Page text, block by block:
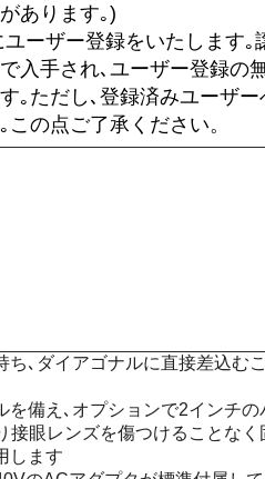
あります｡)
ユーザー登録をいたします｡
入手され､ユーザー登録の
｡ただし､登録済みユーザ
の点ご了承ください。
ち､ダイアゴナルに直接差込む
を備え､オプションで2インチ
接眼レンズを傷つけることな
します